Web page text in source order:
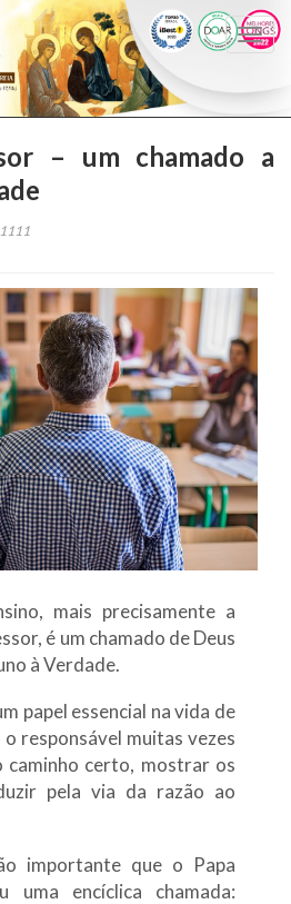
– um chamado a
1111
mais precisamente a
é um chamado de Deus
à Verdade.
papel essencial na vida de
o responsável muitas vezes
caminho certo, mostrar os
pela via da razão ao
importante que o Papa
uma encíclica chamada: